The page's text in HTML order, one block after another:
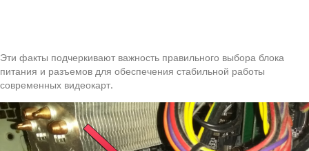
Эти факты подчеркивают важность правильного выбора блока
питания и разъемов для обеспечения стабильной работы
современных видеокарт.